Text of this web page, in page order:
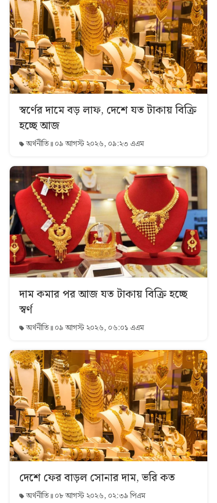
স্বর্ণের দামে বড় লাফ, দেশে যত টাকায় বিক্রি
হচ্ছে আজ
অর্থনীতি ০৯ আগস্ট ২০২৬, ০৯:২৩ এএম
দাম কমার পর আজ যত টাকায় বিক্রি হচ্ছে
স্বর্ণ
অর্থনীতি ০৯ আগস্ট ২০২৬, ০৬:০১ এএম
দেশে ফের বাড়ল সোনার দাম, ভরি কত
অর্থনীতি ০৮ আগস্ট ২০২৬, ০২:৩৯ পিএম